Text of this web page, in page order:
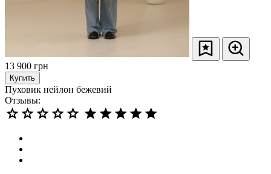
13 900 грн
Купить
Пуховик нейлон бежевий
Отзывы: